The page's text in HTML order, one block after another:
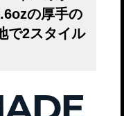
の厚手の
で2スタイル